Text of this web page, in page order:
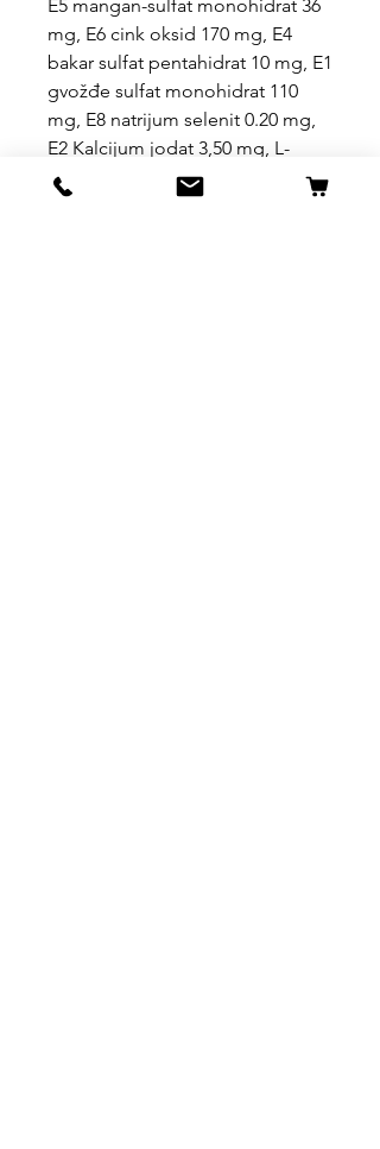
E5 mangan-sulfat monohidrat 36
mg, E6 cink oksid 170 mg, E4
bakar sulfat pentahidrat 10 mg, E1
gvožđe sulfat monohidrat 110
mg, E8 natrijum selenit 0.20 mg,
E2 Kalcijum jodat 3,50 mg, L-
karnitin 128 mg, DL-metionin
tehnički čisti 1,4 g. Tehnološki